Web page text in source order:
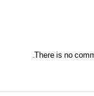
There is no